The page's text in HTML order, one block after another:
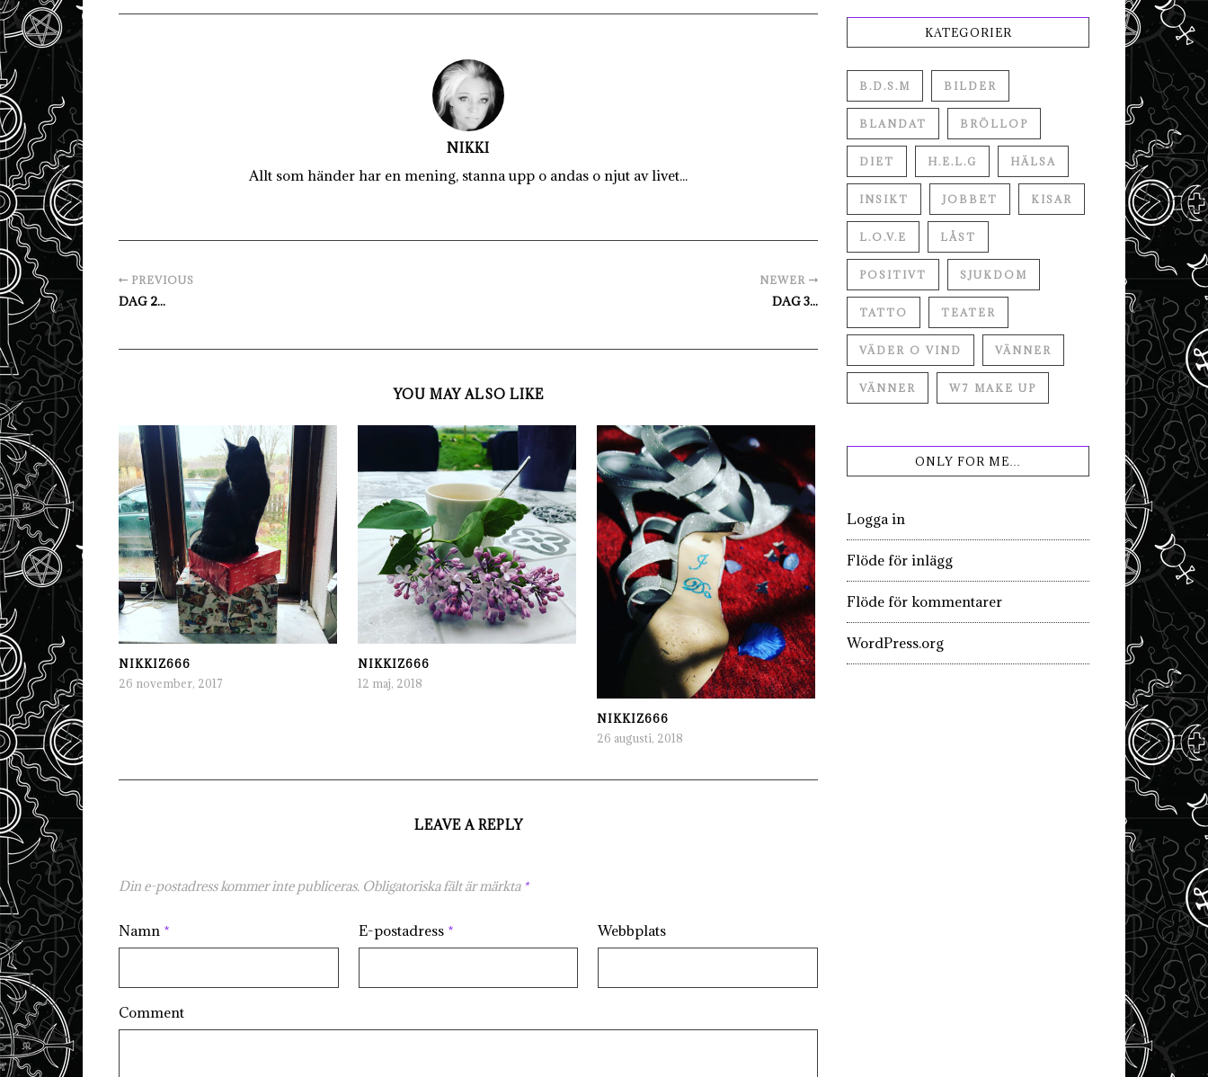
NIKKI
Allt som händer har en mening, stanna upp o andas o njut av livet...
PREVIOUS
DAG 2...
NEWER
DAG 3...
YOU MAY ALSO LIKE
NIKKIZ666
26 november, 2017
NIKKIZ666
12 maj, 2018
NIKKIZ666
26 augusti, 2018
LEAVE A REPLY
Din e-postadress kommer inte publiceras. Obligatoriska fält är märkta *
Namn * E-postadress * Webbplats
Comment
KATEGORIER
B.D.S.M BILDER
BLANDAT BRÖLLOP
DIET H.E.L.G HÄLSA
INSIKT JOBBET KISAR
L.O.V.E LÅST
POSITIVT SJUKDOM
TATTO TEATER
VÄDER O VIND VÄNNER
VÄNNER W7 MAKE UP
ONLY FOR ME…
Logga in
Flöde för inlägg
Flöde för kommentarer
WordPress.org